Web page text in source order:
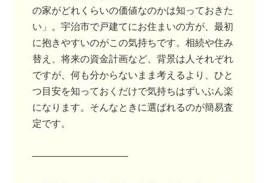
の家がどれくらいの価値なのかは知っておきた
い」。宇治市で戸建てにお住まいの方が、最初
に抱きやすいのがこの気持ちです。相続や住み
替え、将来の資金計画など、背景は人それぞれ
ですが、何も分からないまま考えるより、ひと
つ目安を知っておくだけで気持ちはずいぶん楽
になります。そんなときに選ばれるのが簡易査
定です。
――――――――――